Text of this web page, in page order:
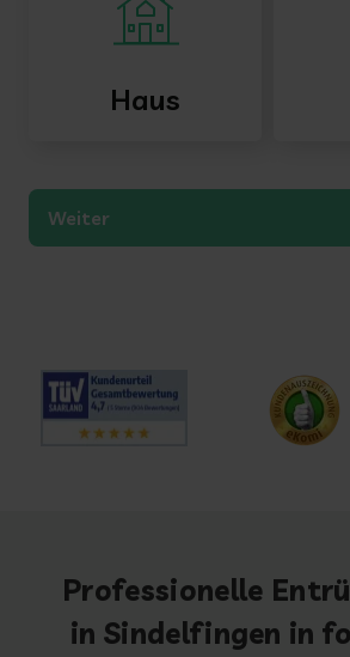
Professionelle
in Sindelfingen in